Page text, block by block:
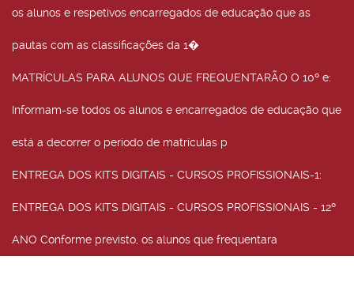
os alunos e respetivos encarregados de educação que as
pautas com as classificações da 1�
MATRÍCULAS PARA ALUNOS QUE FREQUENTARÃO O 10º e:
Informam-se todos os alunos e encarregados de educação que
está a decorrer o período de matrículas p
ENTREGA DOS KITS DIGITAIS - CURSOS PROFISSIONAIS-1:
ENTREGA DOS KITS DIGITAIS - CURSOS PROFISSIONAIS - 12º
ANO Conforme previsto, os alunos que frequentara